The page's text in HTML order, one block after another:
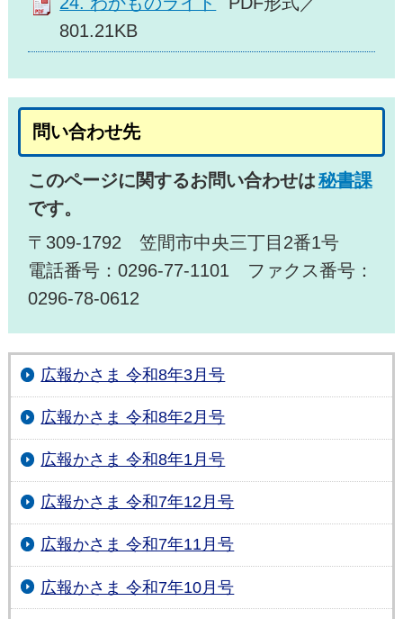
801.21KB
問い合わせ先
このページに関するお問い合わせは秘書課
です。
〒309-1792 笠間市中央三丁目2番1号
電話番号：0296-77-1101 ファクス番号：
0296-78-0612
広報かさま 令和8年3月号
広報かさま 令和8年2月号
広報かさま 令和8年1月号
広報かさま 令和7年12月号
広報かさま 令和7年11月号
広報かさま 令和7年10月号